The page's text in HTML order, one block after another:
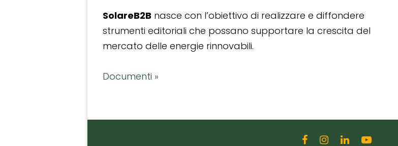
SolareB2B nasce con l’obiettivo di realizzare e diffondere
strumenti editoriali che possano supportare la crescita del
mercato delle energie rinnovabili.
Documenti »